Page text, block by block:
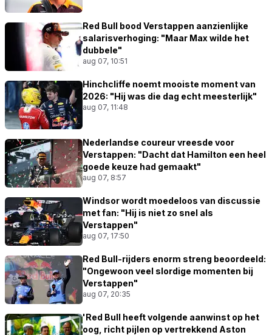
Red Bull bood Verstappen aanzienlijke
salarisverhoging: "Maar Max wilde het
dubbele"
aug 07, 10:51
Hinchcliffe noemt mooiste moment van
2026: "Hij was die dag echt meesterlijk"
aug 07, 11:48
Nederlandse coureur vreesde voor
Verstappen: "Dacht dat Hamilton een heel
goede keuze had gemaakt"
aug 07, 8:57
Windsor wordt moedeloos van discussie
met fan: "Hij is niet zo snel als
Verstappen"
aug 07, 17:50
Red Bull-rijders enorm streng beoordeeld:
"Ongewoon veel slordige momenten bij
Verstappen"
aug 07, 20:35
'Red Bull heeft volgende aanwinst op het
oog, richt pijlen op vertrekkend Aston